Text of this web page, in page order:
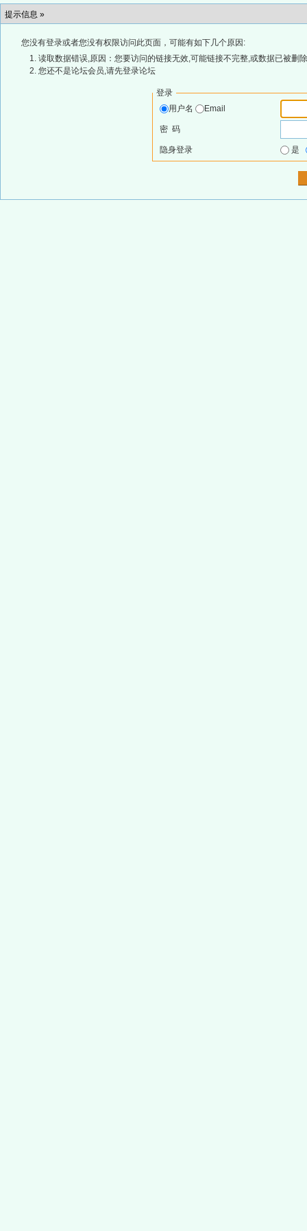
提示信息 »
您没有登录或者您没有权限访问此页面，可能有如下几个原因:
读取数据错误,原因：您要访问的链接无效,可能链接不完整,或数据已被删
您还不是论坛会员,请先登录论坛
登录
用户名
Email
密 码
隐身登录 是